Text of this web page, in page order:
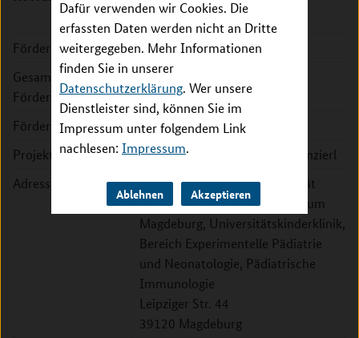
Dafür verwenden wir Cookies. Die
erfassten Daten werden nicht an Dritte
weitergegeben. Mehr Informationen
finden Sie in unserer
Datenschutzerklärung. Wer unsere
Dienstleister sind, können Sie im
Impressum unter folgendem Link
nachlesen: Impressum.
Ablehnen Akzeptieren
Förderkennzeichen:
01KI2072A
Gesamte
Fördersumme:
294.920 EUR
Förderzeitraum:
2020 - 2022
Projektleitung:
Prof. Dr. Monika Brunner-Weinzierl
Adresse:
Otto-von-Guericke-Universität
Magdeburg, Universitätsklinikum
Magdeburg, Universitätskinderklinik,
Bereich Experimentelle Pädiatrie
und Neonatologie, Pädiatrische
Immunologie
Leipziger Str. 44
39120 Magdeburg